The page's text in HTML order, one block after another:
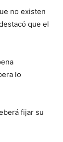
no existen
que el
lo
fijar su